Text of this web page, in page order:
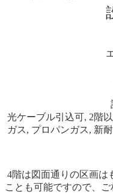
光ケーブル引込可, 2階
ガス, プロパンガス, 新
4階は図面通りの区画は
ことも可能ですので、